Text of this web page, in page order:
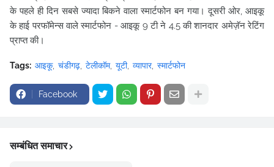
के पहले ही दिन सबसे ज्यादा बिकने वाला स्मार्टफोन बन गया। दूसरी ओर, आइकू
के हाई परफॉमेन्स वाले स्मार्टफोन - आइकू 9 टी ने 4.5 की शानदार अमेज़ॅन रेटिंग
प्राप्त की।
Tags: आइकू चंडीगढ़ टेलीकॉम यूटी व्यापार स्मार्टफोन
Facebook
सम्बंधित समाचार